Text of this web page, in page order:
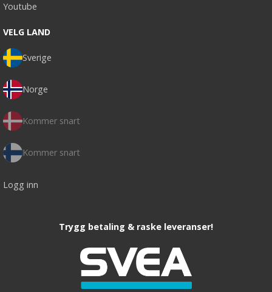
Youtube
VELG LAND
Sverige
Norge
Kommer snart
Kommer snart
Logg inn
Trygg betaling & raske leveranser!